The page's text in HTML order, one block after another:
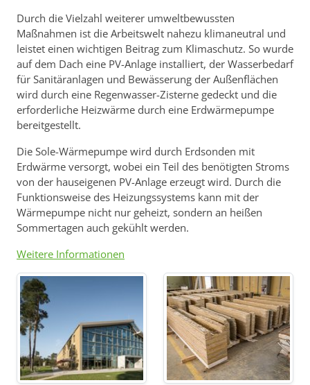
Durch die Vielzahl weiterer umweltbewussten
Maßnahmen ist die Arbeitswelt nahezu klimaneutral und
leistet einen wichtigen Beitrag zum Klimaschutz. So wurde
auf dem Dach eine PV-Anlage installiert, der Wasserbedarf
für Sanitäranlagen und Bewässerung der Außenflächen
wird durch eine Regenwasser-Zisterne gedeckt und die
erforderliche Heizwärme durch eine Erdwärmepumpe
bereitgestellt.
Die Sole-Wärmepumpe wird durch Erdsonden mit
Erdwärme versorgt, wobei ein Teil des benötigten Stroms
von der hauseigenen PV-Anlage erzeugt wird. Durch die
Funktionsweise des Heizungssystems kann mit der
Wärmepumpe nicht nur geheizt, sondern an heißen
Sommertagen auch gekühlt werden.
Weitere Informationen